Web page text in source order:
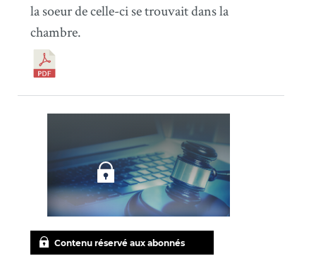
la soeur de celle-ci se trouvait dans la
chambre.
Contenu réservé aux abonnés